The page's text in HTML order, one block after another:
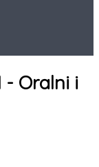
- Oralni i